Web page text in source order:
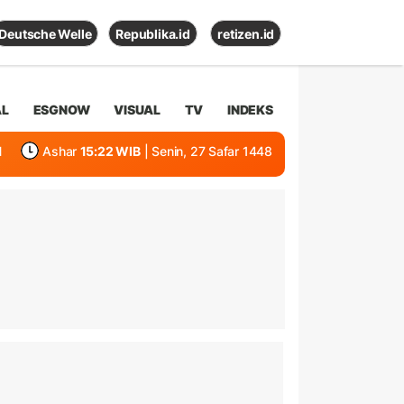
Deutsche Welle Republika.id retizen.id
ESGNOW VISUAL TV INDEKS
Ashar 15:22 WIB | Senin, 27 Safar 1448